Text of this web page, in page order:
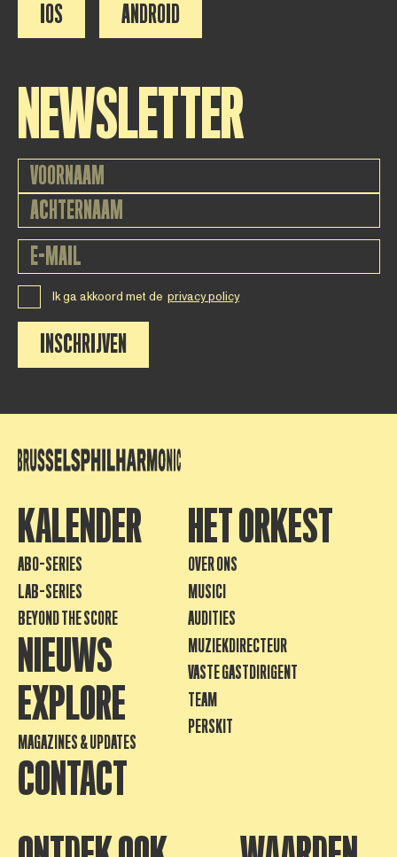
IOS ANDROID
NEWSLETTER
Ik ga akkoord met de privacy policy
INSCHRIJVEN
KALENDER
ABO-SERIES
LAB-SERIES
BEYOND THE SCORE
NIEUWS
EXPLORE
MAGAZINES & UPDATES
CONTACT
HET ORKEST
OVER ONS
MUSICI
AUDITIES
MUZIEKDIRECTEUR
VASTE GASTDIRIGENT
TEAM
PERSKIT